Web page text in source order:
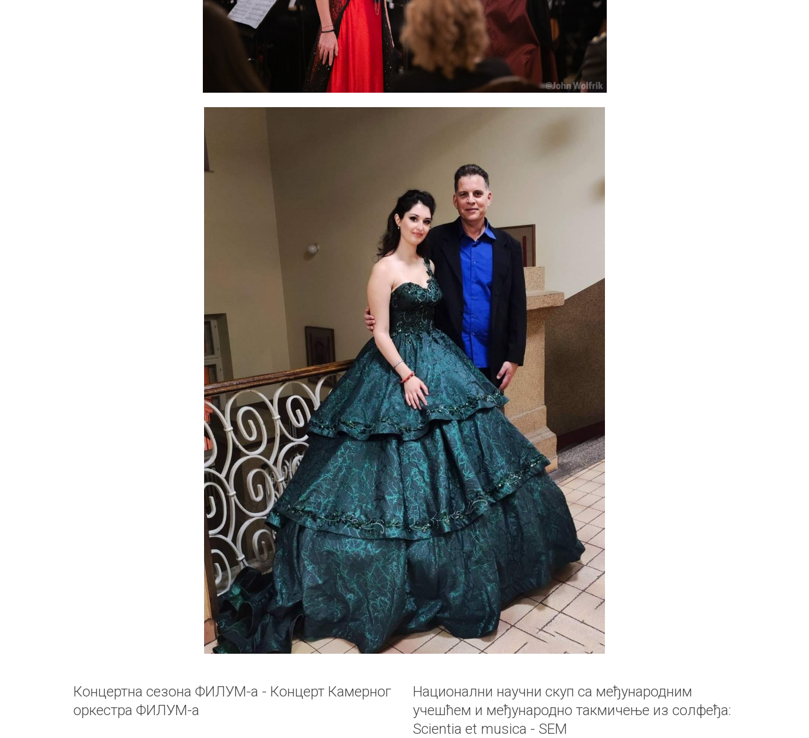
Концертна сезона ФИЛУМ-а - Концерт Камерног
оркестра ФИЛУМ-а
Национални научни скуп са међународним
учешћем и међународно такмичење из солфеђа:
Scientia et musica - SEM